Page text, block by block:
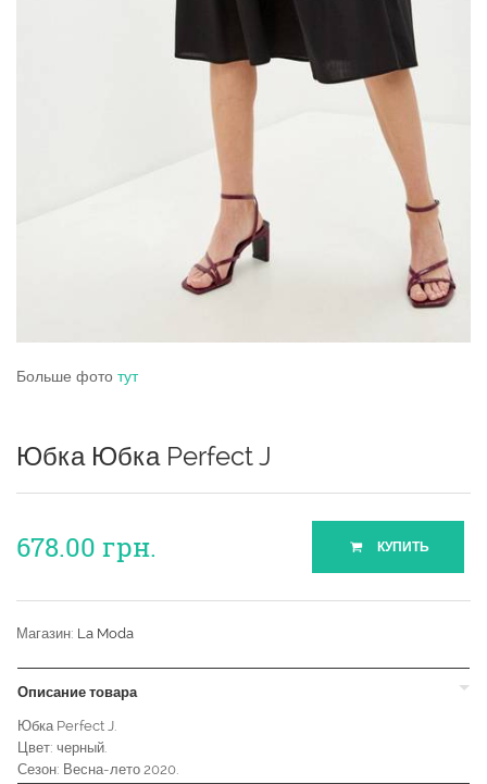
Больше фото тут
Юбка Юбка Perfect J
678.00 грн. КУПИТЬ
Магазин: La Moda
Описание товара
Юбка Perfect J.
Цвет: черный.
Сезон: Весна-лето 2020.